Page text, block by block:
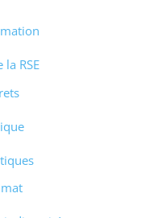
RSE